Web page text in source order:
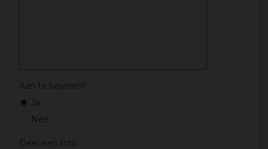
Aan te bevelen?
Ja
Nee
Deel een foto: